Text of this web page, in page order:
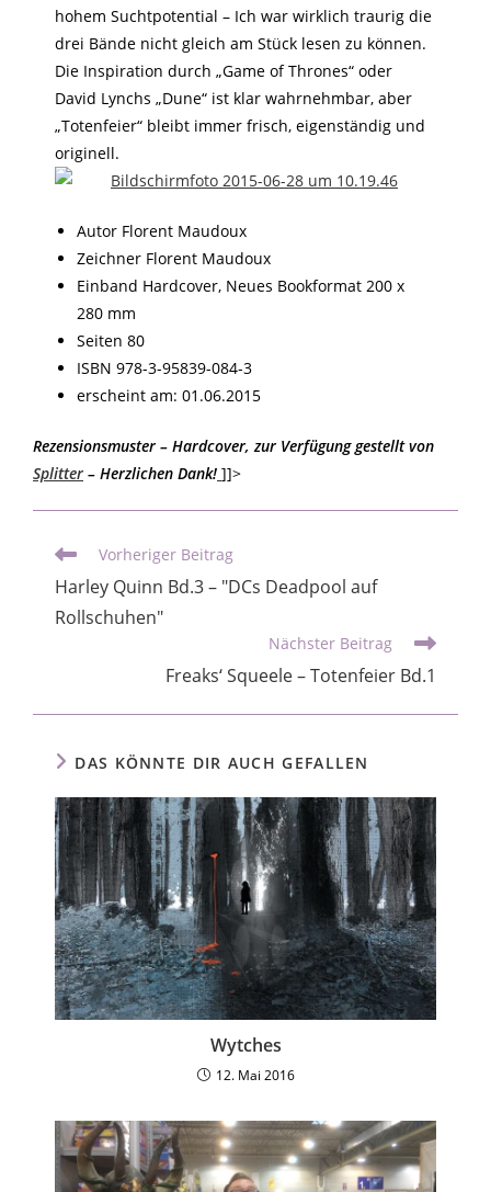
hohem Suchtpotential – Ich war wirklich traurig die
drei Bände nicht gleich am Stück lesen zu können.
Die Inspiration durch „Game of Thrones“ oder
David Lynchs „Dune“ ist klar wahrnehmbar, aber
„Totenfeier“ bleibt immer frisch, eigenständig und
originell.
Autor Florent Maudoux
Zeichner Florent Maudoux
Einband Hardcover, Neues Bookformat 200 x
280 mm
Seiten 80
ISBN 978-3-95839-084-3
erscheint am: 01.06.2015
Rezensionsmuster – Hardcover, zur Verfügung gestellt von
Splitter – Herzlichen Dank! ]]>
Vorheriger Beitrag
Harley Quinn Bd.3 – "DCs Deadpool auf
Rollschuhen"
Nächster Beitrag
Freaks‘ Squeele – Totenfeier Bd.1
DAS KÖNNTE DIR AUCH GEFALLEN
Wytches
12. Mai 2016